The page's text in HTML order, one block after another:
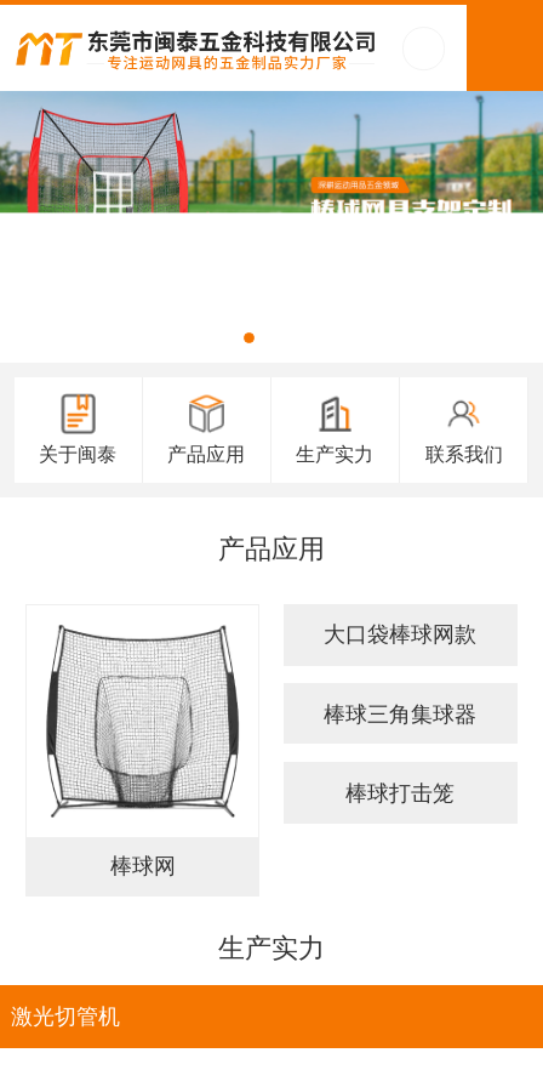
关于闽泰 产品应用 生产实力 联系我们
产品应用
棒球网
大口袋棒球网款
棒球三角集球器
棒球打击笼
生产实力
激光切管机